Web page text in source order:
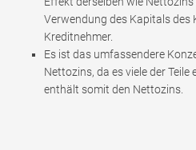
Verwendung des Kapitals des
Kreditnehmer.
Es ist das umfassendere
Nettozins, da es viele der
enthält somit den Nettozins.